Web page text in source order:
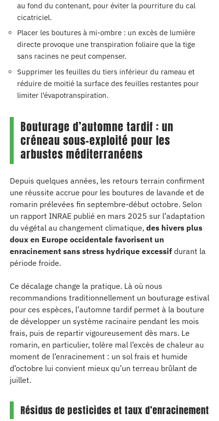
au fond du contenant, pour éviter la pourriture du cal
cicatriciel.
Placer les boutures à mi-ombre : un excès de lumière
directe provoque une transpiration foliaire que la tige
sans racines ne peut compenser.
Supprimer les feuilles du tiers inférieur du rameau et
réduire de moitié la surface des feuilles restantes pour
limiter l’évapotranspiration.
Bouturage d’automne tardif : un
créneau sous-exploité pour les
arbustes méditerranéens
Depuis quelques années, les retours terrain confirment
une réussite accrue pour les boutures de lavande et de
romarin prélevées fin septembre-début octobre. Selon
un rapport INRAE publié en mars 2025 sur l’adaptation
du végétal au changement climatique, des hivers plus
doux en Europe occidentale favorisent un
enracinement sans stress hydrique excessif durant la
période froide.
Ce décalage change la pratique. Là où nous
recommandions traditionnellement un bouturage estival
pour ces espèces, l’automne tardif permet à la bouture
de développer un système racinaire pendant les mois
frais, puis de repartir vigoureusement dès mars. Le
romarin, en particulier, tolère mal l’excès de chaleur au
moment de l’enracinement : un sol frais et humide
d’octobre lui convient mieux qu’un terreau brûlant de
juillet.
Résidus de pesticides et taux d’enracinement